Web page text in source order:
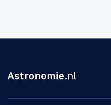
Astronomie.nl